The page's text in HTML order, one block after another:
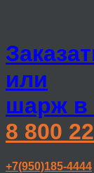
или
шарж в
8 800
+7(950)185-4444